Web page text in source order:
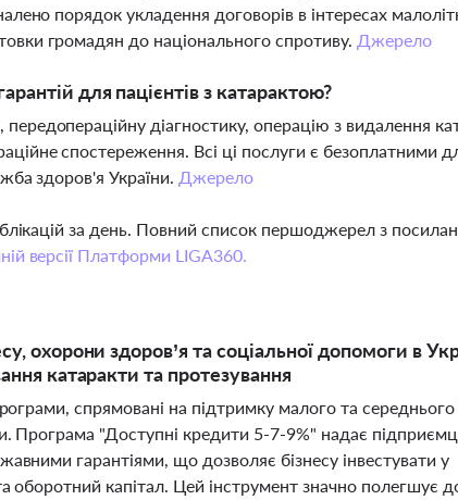
порядок укладення договорів в інтересах
громадян до національного спротиву. Джерело
для пацієнтів з катарактою?
діагностику, операцію з видалення
спостереження. Всі ці послуги є безоплатними
здоров'я України. Джерело
за день. Повний список першоджерел з
версії Платформи LIGA360.
охорони здоров’я та соціальної допомоги в
катаракти та протезування
спрямовані на підтримку малого та середнього
Програма "Доступні кредити 5-7-9%" надає
гарантіями, що дозволяє бізнесу інвестувати у
оборотний капітал. Цей інструмент значно полегшує